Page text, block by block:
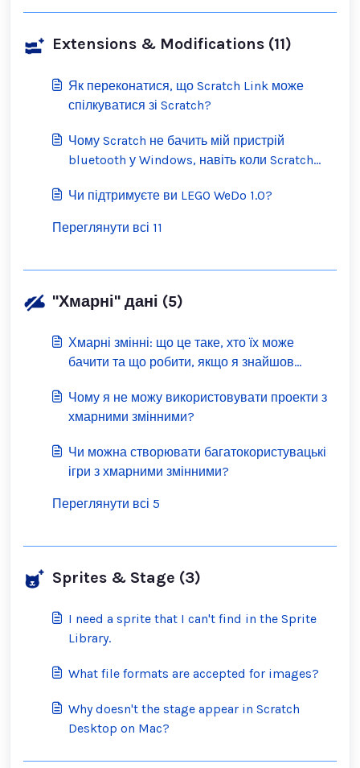
Extensions & Modifications (11)
Як переконатися, що Scratch Link може
спілкуватися зі Scratch?
Чому Scratch не бачить мій пристрій
bluetooth у Windows, навіть коли Scratch
Чи підтримуєте ви LEGO WeDo 1.0?
Переглянути всі 11
"Хмарні" дані (5)
Хмарні змінні: що це таке, хто їх може
бачити та що робити, якщо я знайшов
Чому я не можу використовувати проекти з
хмарними змінними?
Чи можна створювати багатокористувацькі
ігри з хмарними змінними?
Переглянути всі 5
Sprites & Stage (3)
I need a sprite that I can't find in the Sprite
Library.
What file formats are accepted for images?
Why doesn't the stage appear in Scratch
Desktop on Mac?